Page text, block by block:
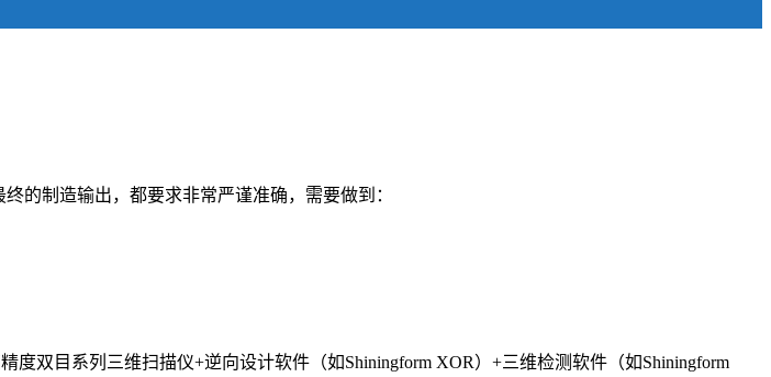
的制造输出，都要求非常严谨准确，需要做到：
度双目系列三维扫描仪+逆向设计软件（如Shiningform XOR）+三维检测软件（如Shiningform